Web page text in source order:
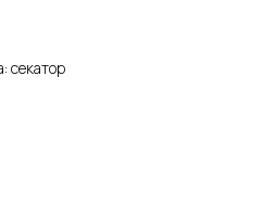
секатор